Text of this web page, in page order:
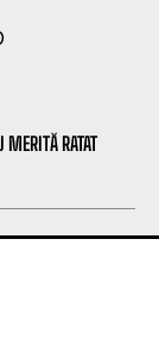
MERITĂ RATAT